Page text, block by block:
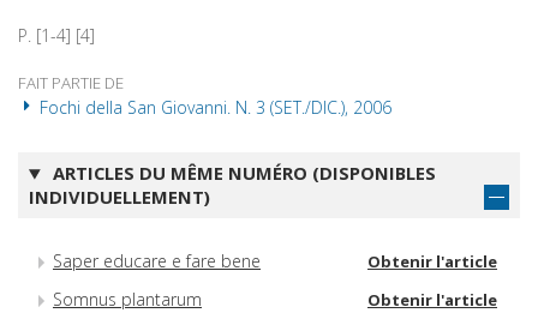
P. [1-4] [4]
FAIT PARTIE DE
Fochi della San Giovanni. N. 3 (SET./DIC.), 2006
ARTICLES DU MÊME NUMÉRO (DISPONIBLES
INDIVIDUELLEMENT)
Saper educare e fare bene Obtenir l'article
Somnus plantarum Obtenir l'article